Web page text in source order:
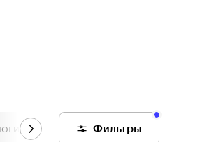
Фильтры
Цифровой колледж